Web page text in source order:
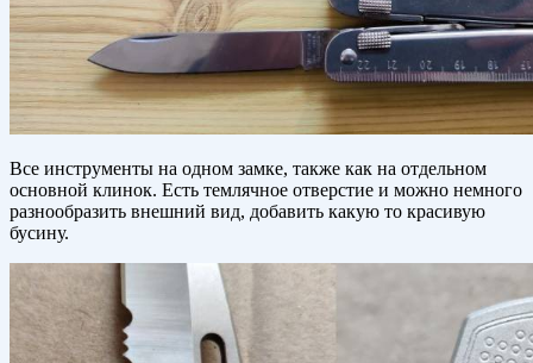
Все инструменты на одном замке, также как на отдельном
основной клинок. Есть темлячное отверстие и можно немного
разнообразить внешний вид, добавить какую то красивую
бусину.